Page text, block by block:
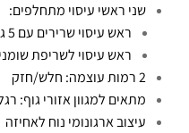
שני ראשי עיסוי מתחלפים:
ראש עיסוי שרירים עם 5 גולות לטיפול עדין
ראש עיסוי לשריפת
2 רמות עוצמה: חלש/חזק
מתאים למגוון אזורי גוף:
עיצוב ארגונומי נוח לאחיזה